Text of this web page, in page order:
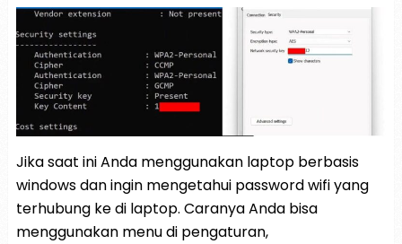
Jika saat ini Anda menggunakan laptop berbasis
windows dan ingin mengetahui password wifi yang
terhubung ke di laptop. Caranya Anda bisa
menggunakan menu di pengaturan,